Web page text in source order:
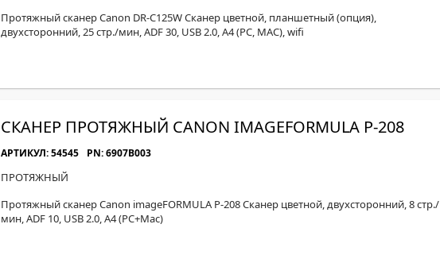
Протяжный сканер Canon DR-C125W Сканер цветной, планшетный (опция),
двухсторонний, 25 стр./мин, ADF 30, USB 2.0, A4 (PC, MAC), wifi
СКАНЕР ПРОТЯЖНЫЙ CANON IMAGEFORMULA P-208
АРТИКУЛ: 54545 PN: 6907B003
ПРОТЯЖНЫЙ
Протяжный сканер Canon imageFORMULA P-208 Сканер цветной, двухсторонний, 8 стр./
мин, ADF 10, USB 2.0, A4 (PC+Mac)